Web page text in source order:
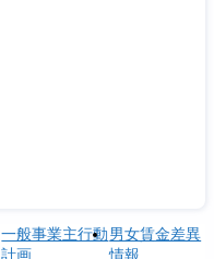
一般事業主行動
計画
男女賃金差異
情報